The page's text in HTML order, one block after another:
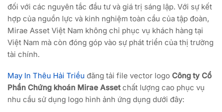
đối với các nguyên tắc đầu tư và giá trị sáng lập. Với sự kết
hợp của nguồn lực và kinh nghiệm toàn cầu của tập đoàn,
Mirae Asset Việt Nam không chỉ phục vụ khách hàng tại
Việt Nam mà còn đóng góp vào sự phát triển của thị trường
tài chính.
May In Thêu Hải Triều đăng tải file vector logo Công ty Cổ
Phần Chứng khoán Mirae Assetchất lượng cao phục vụ
nhu cầu sử dụng logo hình ảnh ứng dụng dưới đây: